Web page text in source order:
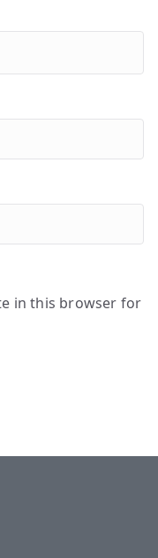
in this browser for